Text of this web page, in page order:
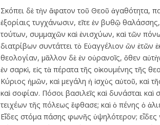
Σκόπει δὲ τὴν ἄφατον τοῦ Θεοῦ ἀγαθότητα,
ἐξορίαις τυγχάνωσιν, εἴτε ἐν βυθῷ
τούτων, συμμαχῶν καὶ ἐνισχύων, καὶ τῶν
διατρίβων συντάττει τὸ Εὐαγγέλιον ὢν ἐτῶν
θεολογίαν, μᾶλλον δὲ ἐν οὐρανοῖς, ὅθεν
ἐν σαρκὶ, εἰς τὰ πέρατα τῆς οἰκουμένης
Κύριος ἡμῶν, καὶ μεγάλη ἡ ἰσχὺς αὐτοῦ, καὶ
καὶ σοφίαν. Πόσοι βασιλεῖς καὶ δυνάσται
τειχέων τῆς πόλεως ἔφθασε; καὶ ὁ πένης ὁ
Εἶδες στόμα πάσης φωνῆς ὑψηλότερον;